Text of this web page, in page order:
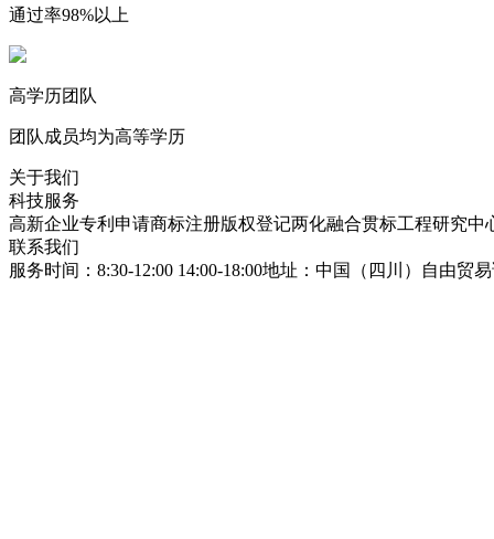
通过率98%以上
高学历团队
团队成员均为高等学历
关于我们
科技服务
高新企业专利申请商标注册版权登记两化融合贯标工程研究中
联系我们
服务时间：8:30-12:00 14:00-18:00地址：中国（四川）自由贸